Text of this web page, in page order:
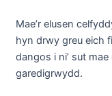
Mae’r elusen
hyn drwy greu eich
dangos i ni’ sut
garedigrwydd.